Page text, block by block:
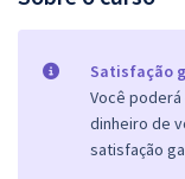
Satisfação
Você
dinheiro de
satisfação